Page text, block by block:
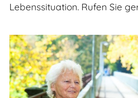
Lebenssituation. Rufen Sie